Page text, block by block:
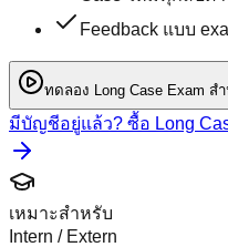
Feedback แบบ
ทดลอง Long Case Exam ส
มีบัญชีอยู่แล้ว? ซื้อ Long
เหมาะสำหรับ
Intern / Extern